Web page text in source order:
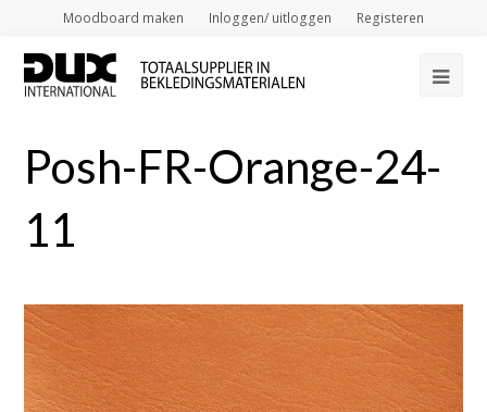
Moodboard maken Inloggen/ uitloggen Registeren
Posh-FR-Orange-24-
11